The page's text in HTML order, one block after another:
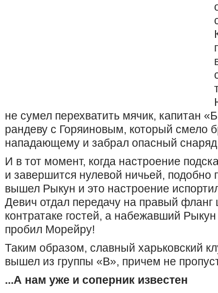
не сумел перехватить мячик, капитан
рандеву с Горяиновым, который смело
нападающему и забрал опасный
И в тот момент, когда настроение
и завершится нулевой ничьей, подобно
вышел Рыкун и это настроение
Девич отдал передачу на правый
контратаке гостей, а набежавший
пробил Морейру!
Таким образом, славный харьковский
вышел из группы «B», причем не
...А нам уже и соперник известен